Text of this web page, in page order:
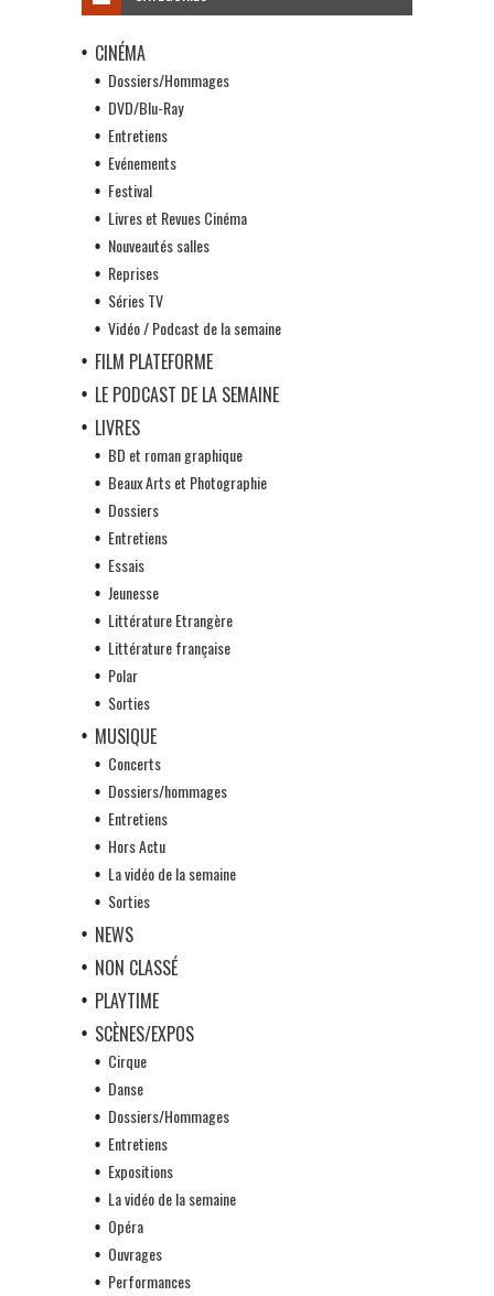
CINÉMA
Dossiers/Hommages
DVD/Blu-Ray
Entretiens
Evénements
Festival
Livres et Revues Cinéma
Nouveautés salles
Reprises
Séries TV
Vidéo / Podcast de la semaine
FILM PLATEFORME
LE PODCAST DE LA SEMAINE
LIVRES
BD et roman graphique
Beaux Arts et Photographie
Dossiers
Entretiens
Essais
Jeunesse
Littérature Etrangère
Littérature française
Polar
Sorties
MUSIQUE
Concerts
Dossiers/hommages
Entretiens
Hors Actu
La vidéo de la semaine
Sorties
NEWS
NON CLASSÉ
PLAYTIME
SCÈNES/EXPOS
Cirque
Danse
Dossiers/Hommages
Entretiens
Expositions
La vidéo de la semaine
Opéra
Ouvrages
Performances